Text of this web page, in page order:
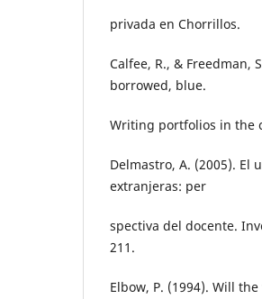
privada en Chorrillos.
Calfee, R., & Freedman,
borrowed, blue.
Writing portfolios in the
Delmastro, A. (2005). El
extranjeras: per
spectiva del docente.
211.
Elbow, P. (1994). Will